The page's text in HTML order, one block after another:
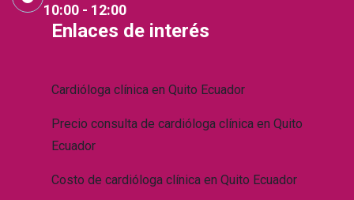
10:00 - 12:00
Enlaces de interés
Cardióloga clínica en Quito Ecuador
Precio consulta de cardióloga clínica en Quito
Ecuador
Costo de cardióloga clínica en Quito Ecuador